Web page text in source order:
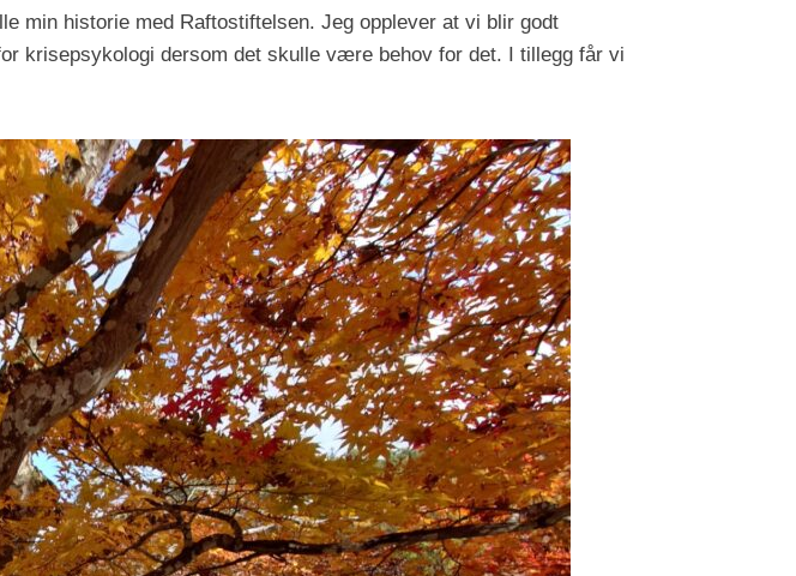
min historie med Raftostiftelsen. Jeg opplever at vi blir godt
krisepsykologi dersom det skulle være behov for det. I tillegg får vi